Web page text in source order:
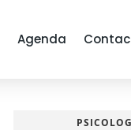
Agenda